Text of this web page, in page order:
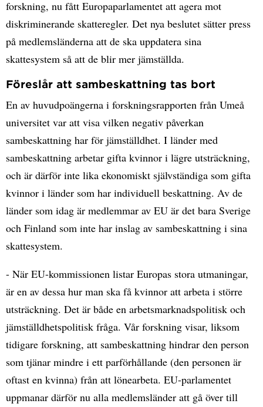
forskning, nu fått Europaparlamentet att agera mot
diskriminerande skatteregler. Det nya beslutet sätter press
på medlemsländerna att de ska uppdatera sina
skattesystem så att de blir mer jämställda.
Föreslår att sambeskattning tas bort
En av huvudpoängerna i forskningsrapporten från Umeå
universitet var att visa vilken negativ påverkan
sambeskattning har för jämställdhet. I länder med
sambeskattning arbetar gifta kvinnor i lägre utsträckning,
och är därför inte lika ekonomiskt självständiga som gifta
kvinnor i länder som har individuell beskattning. Av de
länder som idag är medlemmar av EU är det bara Sverige
och Finland som inte har inslag av sambeskattning i sina
skattesystem.
- När EU-kommissionen listar Europas stora utmaningar,
är en av dessa hur man ska få kvinnor att arbeta i större
utsträckning. Det är både en arbetsmarknadspolitisk och
jämställdhetspolitisk fråga. Vår forskning visar, liksom
tidigare forskning, att sambeskattning hindrar den person
som tjänar mindre i ett parförhållande (den personen är
oftast en kvinna) från att lönearbeta. EU-parlamentet
uppmanar därför nu alla medlemsländer att gå över till